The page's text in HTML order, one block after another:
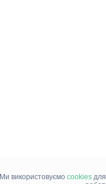
Ми використовуємо cookies